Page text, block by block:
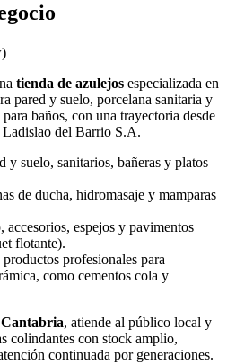
tienda de azulejos especializada en
pared y suelo, porcelana sanitaria y
baños, con una trayectoria desde
Ladislao del Barrio S.A.
y suelo, sanitarios, bañeras y platos
de ducha, hidromasaje y mamparas
accesorios, espejos y pavimentos
flotante).
profesionales para
como cementos cola y
, atiende al público local y
colindantes con stock amplio,
continuada por generaciones.